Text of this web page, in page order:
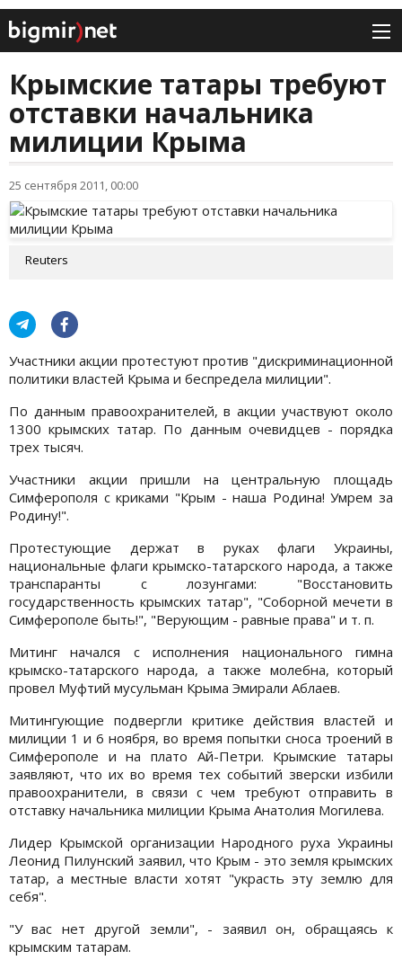
Крымские татары требуют
отставки начальника
милиции Крыма
25 сентября 2011, 00:00
Reuters
Участники акции протестуют против "дискриминационной
политики властей Крыма и беспредела милиции".
По данным правоохранителей, в акции участвуют около
1300 крымских татар. По данным очевидцев - порядка
трех тысяч.
Участники акции пришли на центральную площадь
Симферополя с криками "Крым - наша Родина! Умрем за
Родину!".
Протестующие держат в руках флаги Украины,
национальные флаги крымско-татарского народа, а также
транспаранты с лозунгами: "Восстановить
государственность крымских татар", "Соборной мечети в
Симферополе быть!", "Верующим - равные права" и т. п.
Митинг начался с исполнения национального гимна
крымско-татарского народа, а также молебна, который
провел Муфтий мусульман Крыма Эмирали Аблаев.
Митингующие подвергли критике действия властей и
милиции 1 и 6 ноября, во время попытки сноса троений в
Симферополе и на плато Ай-Петри. Крымские татары
заявляют, что их во время тех событий зверски избили
правоохранители, в связи с чем требуют отправить в
отставку начальника милиции Крыма Анатолия Могилева.
Лидер Крымской организации Народного руха Украины
Леонид Пилунский заявил, что Крым - это земля крымских
татар, а местные власти хотят "украсть эту землю для
себя".
"У вас нет другой земли", - заявил он, обращаясь к
крымским татарам.